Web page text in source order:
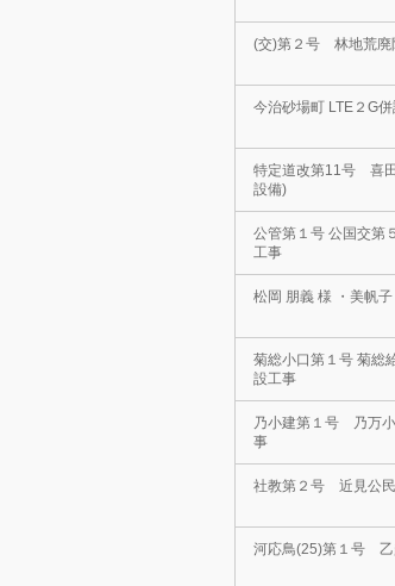
(交)第２号 林地荒廃
今治砂場町 LTE２G
特定道改第11号 喜
設備)
公管第１号 公国交第
工事
松岡 朋義 様 ・美帆
菊総小口第１号 菊
設工事
乃小建第１号 乃万
事
社教第２号 近見公
河応鳥(25)第１号 乙